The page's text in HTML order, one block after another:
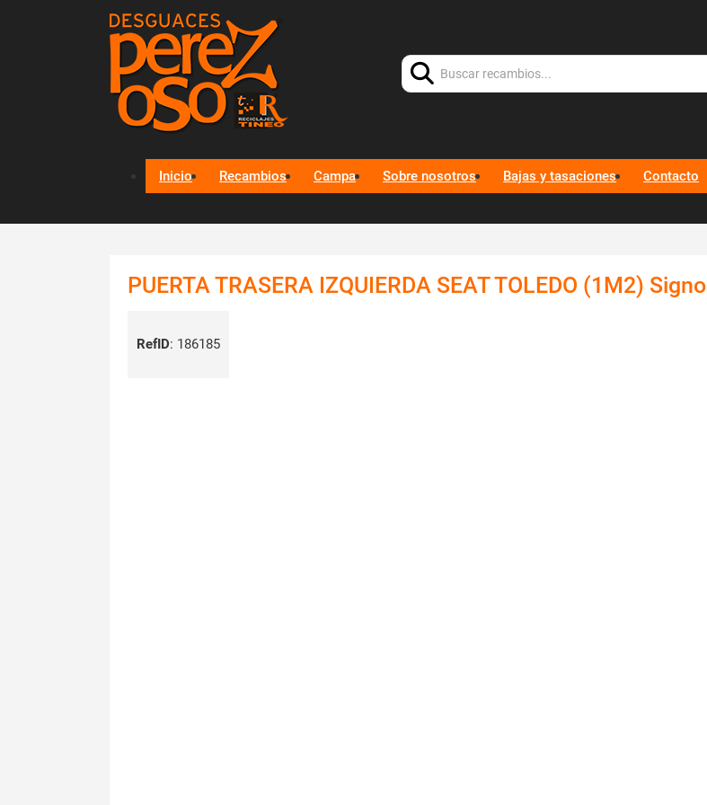
Buscar:
Inicio Recambios Campa Sobre nosotros Bajas y tasaciones Contacto
PUERTA TRASERA IZQUIERDA SEAT TOLEDO (1M2) Signo
RefID: 186185